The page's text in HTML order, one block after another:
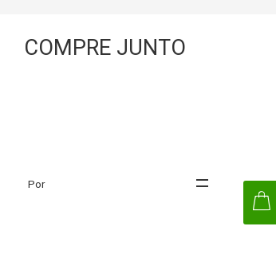
COMPRE JUNTO